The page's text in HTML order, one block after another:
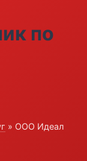
по
» ООО Идеал